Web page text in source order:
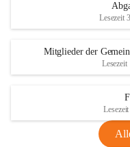
Lesezeit
Mitglieder der